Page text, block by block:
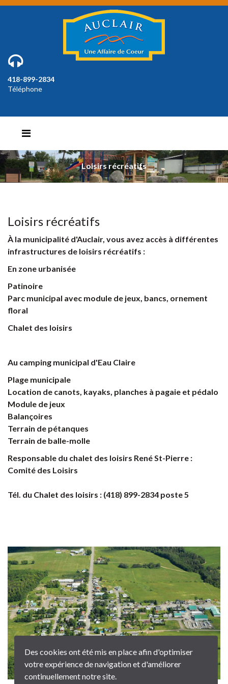
418-899-2834
Téléphone
Loisirs récréatifs
Loisirs récréatifs
À la municipalité d'Auclair, vous avez accès à différentes
infrastructures de loisirs récréatifs :
En zone urbanisée
Patinoire
Parc municipal avec module de jeux, bancs, ornement
floral
Chalet des loisirs
Au camping municipal d'Eau Claire
Plage municipale
Location de canots, kayaks, planches à pagaie et pédalo
Module de jeux
Balançoires
Terrain de pétanques
Terrain de balle-molle
Responsable du chalet des loisirs René St-Pierre :
Comité des Loisirs
Tél. du Chalet des loisirs : (418) 899-2834 poste 5
Des cookies ont été mis en place afin d'optimiser
votre expérience de navigation et d'améliorer
continuellement notre site.